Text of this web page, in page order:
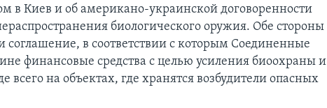
в Киев и об американо-украинской договоренности
биологического оружия. Обе стороны
соглашение, в соответствии с которым Соединенные
финансовые средства с целью усиления биоохраны и
всего на объектах, где хранятся возбудители опасных